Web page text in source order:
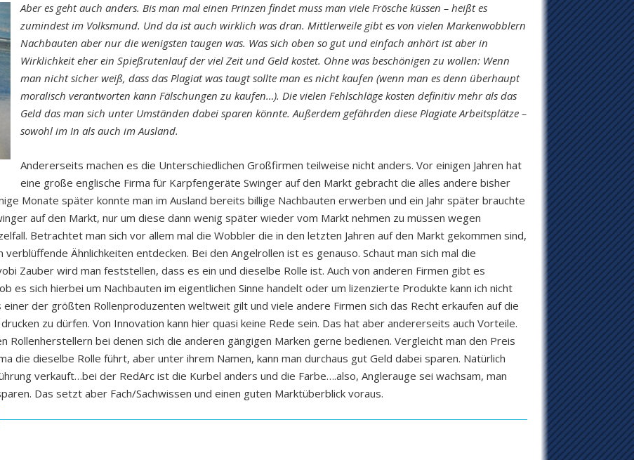
Aber es geht auch anders. Bis man mal einen Prinzen findet muss man viele Frösche küssen – heißt es
zumindest im Volksmund. Und da ist auch wirklich was dran. Mittlerweile gibt es von vielen Markenwobblern
Nachbauten aber nur die wenigsten taugen was. Was sich oben so gut und einfach anhört ist aber in
Wirklichkeit eher ein Spießrutenlauf der viel Zeit und Geld kostet. Ohne was beschönigen zu wollen: Wenn
man nicht sicher weiß, dass das Plagiat was taugt sollte man es nicht kaufen (wenn man es denn überhaupt
moralisch verantworten kann Fälschungen zu kaufen…). Die vielen Fehlschläge kosten definitiv mehr als das
Geld das man sich unter Umständen dabei sparen könnte. Außerdem gefährden diese Plagiate Arbeitsplätze –
sowohl im In als auch im Ausland.
Andererseits machen es die Unterschiedlichen Großfirmen teilweise nicht anders. Vor einigen Jahren hat
eine große englische Firma für Karpfengeräte Swinger auf den Markt gebracht die alles andere bisher
Monate später konnte man im Ausland bereits billige Nachbauten erwerben und ein Jahr später brauchte
auf den Markt, nur um diese dann wenig später wieder vom Markt nehmen zu müssen wegen
Betrachtet man sich vor allem mal die Wobbler die in den letzten Jahren auf den Markt gekommen sind,
Ähnlichkeiten entdecken. Bei den Angelrollen ist es genauso. Schaut man sich mal die
Zauber wird man feststellen, dass es ein und dieselbe Rolle ist. Auch von anderen Firmen gibt es
es sich hierbei um Nachbauten im eigentlichen Sinne handelt oder um lizenzierte Produkte kann ich nicht
der größten Rollenproduzenten weltweit gilt und viele andere Firmen sich das Recht erkaufen auf die
zu dürfen. Von Innovation kann hier quasi keine Rede sein. Das hat aber andererseits auch Vorteile.
Rollenherstellern bei denen sich die anderen gängigen Marken gerne bedienen. Vergleicht man den Preis
die dieselbe Rolle führt, aber unter ihrem Namen, kann man durchaus gut Geld dabei sparen. Natürlich
verkauft…bei der RedArc ist die Kurbel anders und die Farbe….also, Anglerauge sei wachsam, man
Das setzt aber Fach/Sachwissen und einen guten Marktüberblick voraus.